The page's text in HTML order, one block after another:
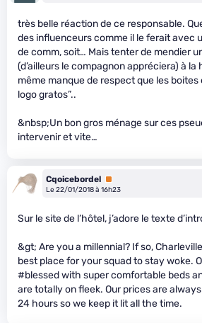
très belle réaction de ce responsable.
des influenceurs comme il le ferait avec
de comm, soit… Mais tenter de mendier
(d’ailleurs le compagnon appréciera) à la
même manque de respect que les boites
logo gratos”..
&nbsp;Un bon gros ménage sur ces
intervenir et vite…
Cqoicebordel Premium
Le 22/01/2018 à 16h23
Sur le site de l’hôtel, j’adore le texte
&gt; Are you a millennial? If so,
best place for your squad to stay woke.
#blessed with super comfortable beds
are totally on fleek. Our prices are
24 hours so we keep it lit all the time.